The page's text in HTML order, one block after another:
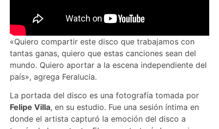
«Quiero compartir este disco que trabajamos con
tantas ganas, quiero que estas canciones sean del
mundo. Quiero aportar a la escena independiente del
país», agrega Feralucia.
La portada del disco es una fotografía tomada por
Felipe Villa, en su estudio. Fue una sesión íntima en
donde el artista capturó la emoción del disco a